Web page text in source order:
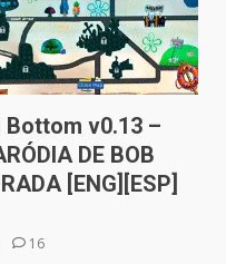
Bottom v0.13 –
DE BOB
[ENG][ESP]
16